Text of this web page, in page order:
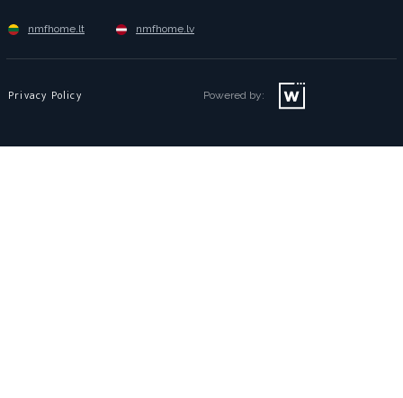
nmfhome.lt nmfhome.lv
Privacy Policy Powered by: